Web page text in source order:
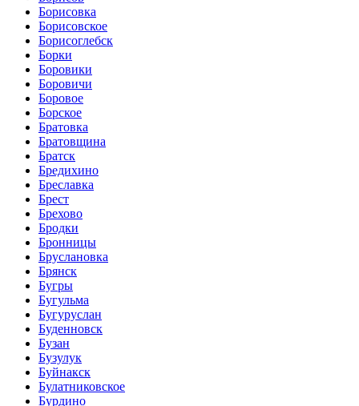
Борисовка
Борисовское
Борисоглебск
Борки
Боровики
Боровичи
Боровое
Борское
Братовка
Братовщина
Братск
Бредихино
Бреславка
Брест
Брехово
Бродки
Бронницы
Бруслановка
Брянск
Бугры
Бугульма
Бугуруслан
Буденновск
Бузан
Бузулук
Буйнакск
Булатниковское
Бурдино